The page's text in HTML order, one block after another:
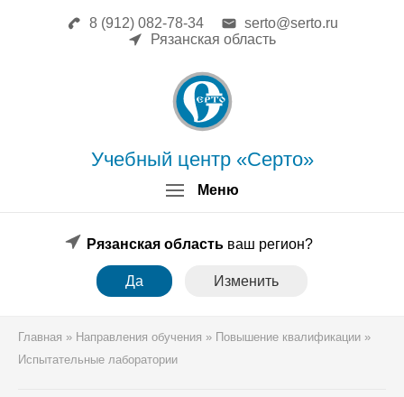
Меню
Учебный центр «Серто»
8 (912) 082-78-34
serto@serto.ru
Рязанская область
Рязанская область ваш регион?
Да Изменить
Главная » Направления обучения » Повышение квалификации »
Испытательные лаборатории
Повышение квалификации
Профессиональная переподготовка
Форма заявки
Образец диплома
Аттестация поверителей
Системы менеджмента
Реквизиты
Координаты